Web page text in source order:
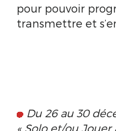
pour pouvoir
transmettre et
Du 26 au 30
« Solo et/ou Jouer